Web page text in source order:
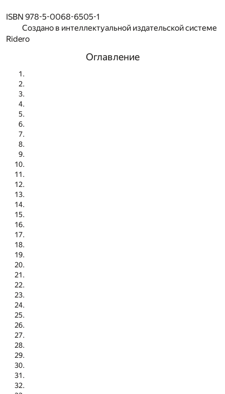
ISBN 978-5-0068-6505-1
Создано в интеллектуальной издательской системе
Ridero
Оглавление